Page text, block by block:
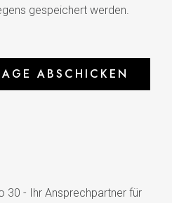
gespeichert werden.
ABSCHICKEN